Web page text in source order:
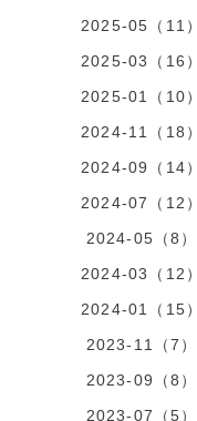
2025-05（11）
2025-03（16）
2025-01（10）
2024-11（18）
2024-09（14）
2024-07（12）
2024-05（8）
2024-03（12）
2024-01（15）
2023-11（7）
2023-09（8）
2023-07（5）